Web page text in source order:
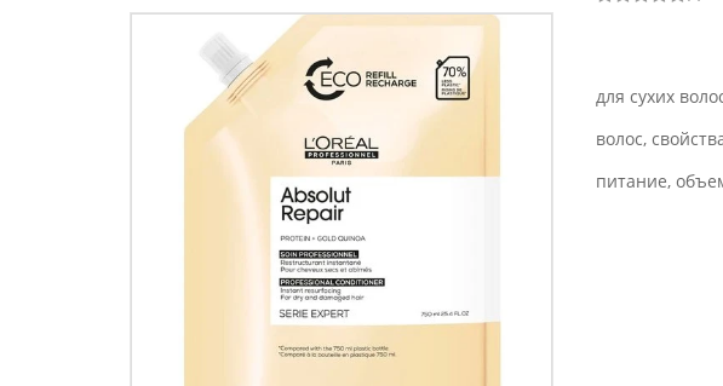
для сухих
волос,
питание,